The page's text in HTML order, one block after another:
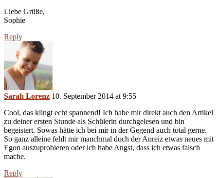
Liebe Grüße,
Sophie
Reply
Sarah Lorenz 10. September 2014 at 9:55
Cool, das klingt echt spannend! Ich habe mir direkt auch den Artikel
zu deiner ersten Stunde als Schülerin durchgelesen und bin
begeistert. Sowas hätte ich bei mir in der Gegend auch total gerne.
So ganz alleine fehlt mir manchmal doch der Anreiz etwas neues mit
Egon auszuprobieren oder ich habe Angst, dass ich etwas falsch
mache.
Reply